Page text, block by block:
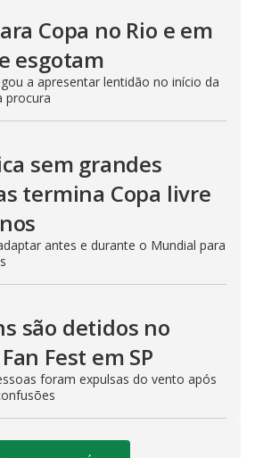
Copa no Rio e em
esgotam
a apresentar lentidão no início da
procura
sem grandes
termina Copa livre
antes e durante o Mundial para
são detidos no
Fest em SP
foram expulsas do vento após